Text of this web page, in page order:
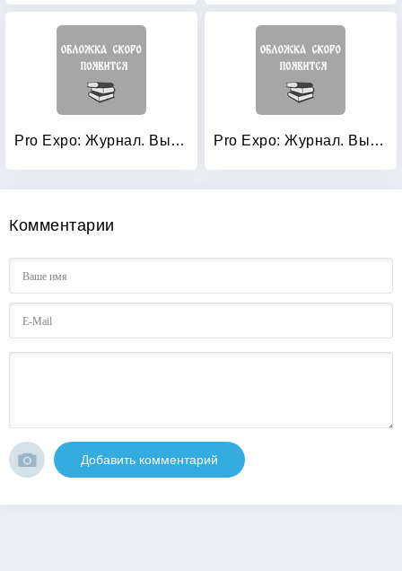
Pro Expo: Журнал. Выпуск №01 (08)/2010: Архитектура Среднего Урала Pro Expo: Журнал. Выпуск №1 (9), 2011. Архитектура Среднего Урала. 2011-2012
Комментарии